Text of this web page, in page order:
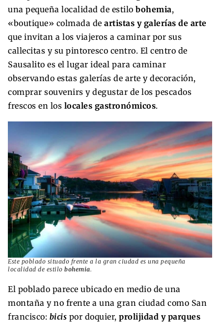
una pequeña localidad de estilo bohemia,
«boutique» colmada de artistas y galerías de arte
que invitan a los viajeros a caminar por sus
callecitas y su pintoresco centro. El centro de
Sausalito es el lugar ideal para caminar
observando estas galerías de arte y decoración,
comprar souvenirs y degustar de los pescados
frescos en los locales gastronómicos.
Este poblado situado frente a la gran ciudad es una pequeña
localidad de estilo bohemia.
El poblado parece ubicado en medio de una
montaña y no frente a una gran ciudad como San
francisco: bicis por doquier, prolijidad y parques